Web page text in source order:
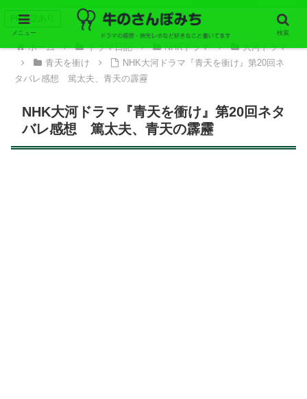
PR表記あり
ホーム ドラマ日記 NHKドラマ
大河ドラマ
青天を衝け
NHK大河ドラマ『青天を衝け』第20回ネ
タバレ感想 篤太夫、青天の霹靂
NHK大河ドラマ『青天を衝け』第20回ネタ
バレ感想 篤太夫、青天の霹靂
メニュー 検索